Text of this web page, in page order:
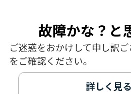
故障かな？と
ご迷惑をおかけして申し訳
をご確認ください。
詳しく見る